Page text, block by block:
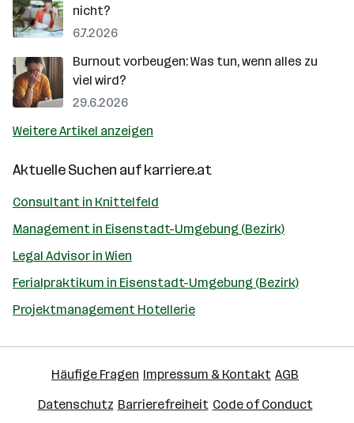
nicht?
6.7.2026
Burnout vorbeugen: Was tun, wenn alles zu
viel wird?
29.6.2026
Weitere Artikel anzeigen
Aktuelle Suchen aufkarriere.at
Consultant in Knittelfeld
Management in Eisenstadt-Umgebung (Bezirk)
Legal Advisor in Wien
Ferialpraktikum in Eisenstadt-Umgebung (Bezirk)
Projektmanagement Hotellerie
Häufige Fragen Impressum & Kontakt AGB
Datenschutz Barrierefreiheit Code of Conduct